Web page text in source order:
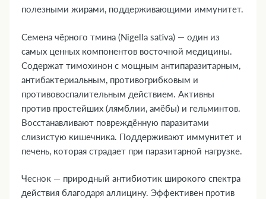
полезными жирами, поддерживающими иммунитет.
Семена чёрного тмина (Nigella sativa) — один из
самых ценных компонентов восточной медицины.
Содержат тимохинон с мощным антипаразитарным,
антибактериальным, противогрибковым и
противовоспалительным действием. Активны
против простейших (лямблии, амёбы) и гельминтов.
Восстанавливают повреждённую паразитами
слизистую кишечника. Поддерживают иммунитет и
печень, которая страдает при паразитарной нагрузке.
Чеснок — природный антибиотик широкого спектра
действия благодаря аллицину. Эффективен против